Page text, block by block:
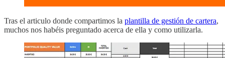
Tras el articulo donde compartimos la plantilla de gestión de cartera,
muchos nos habéis preguntado acerca de ella y como utilizarla.